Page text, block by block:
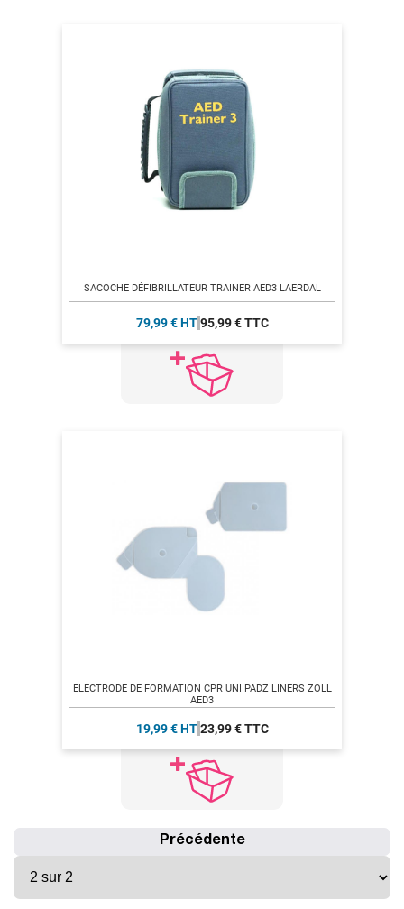
SACOCHE DÉFIBRILLATEUR TRAINER AED3 LAERDAL
79,99 € HT 95,99 € TTC
ELECTRODE DE FORMATION CPR UNI PADZ LINERS ZOLL
AED3
19,99 € HT 23,99 € TTC
Précédente